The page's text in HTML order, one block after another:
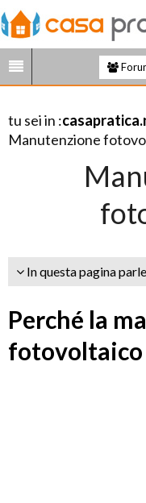
tu sei in :
Manutenzione
In questa pagina
Perché la